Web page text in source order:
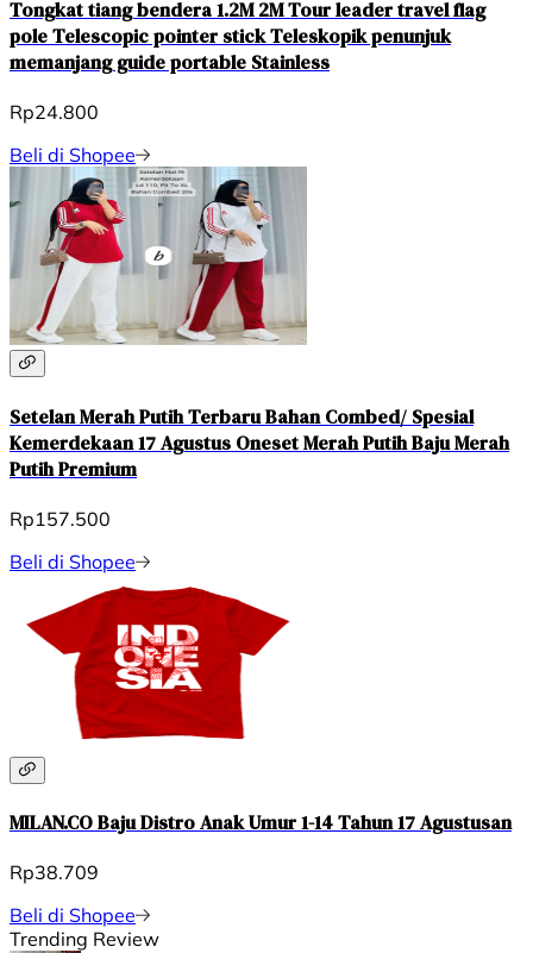
Tongkat tiang bendera 1.2M 2M Tour leader travel flag
pole Telescopic pointer stick Teleskopik penunjuk
memanjang guide portable Stainless
Rp24.800
Beli di Shopee
Setelan Merah Putih Terbaru Bahan Combed/ Spesial
Kemerdekaan 17 Agustus Oneset Merah Putih Baju Merah
Putih Premium
Rp157.500
Beli di Shopee
MILAN.CO Baju Distro Anak Umur 1-14 Tahun 17 Agustusan
Rp38.709
Beli di Shopee
Trending Review